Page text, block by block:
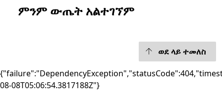
ምንም ውጤት አልተገኘም
ወደ ላይ ተመለስ
08-08T05:06:54.3817188Z"}